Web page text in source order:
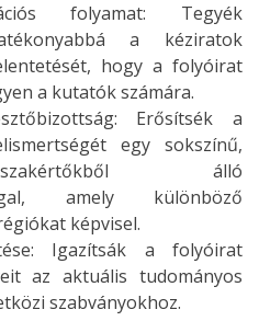
folyamat: Tegyék
a kéziratok
hogy a folyóirat
a kutatók számára.
Erősítsék a
egy sokszínű,
álló
amely különböző
képvisel.
Igazítsák a folyóirat
az aktuális tudományos
szabványokhoz.